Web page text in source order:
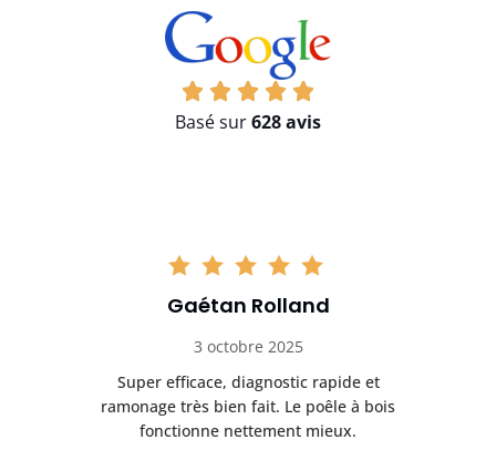
Basé sur628 avis
Gaétan Rolland
3 octobre 2025
Super efficace, diagnostic rapide et
ramonage très bien fait. Le poêle à bois
fonctionne nettement mieux.